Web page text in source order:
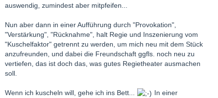
LG Lotosblume
auswendig, zumindest aber mitpfeifen...
Nun aber dann in einer Aufführung durch "Provokation",
"Verstärkung", "Rücknahme", halt Regie und Inszenierung vom
"Kuschelfaktor" getrennt zu werden, um mich neu mit dem Stück
anzufreunden, und dabei die Freundschaft ggfls. noch neu zu
vertiefen, das ist doch das, was gutes Regietheater ausmachen
soll.
Wenn ich kuscheln will, gehe ich ins Bett...
In einer